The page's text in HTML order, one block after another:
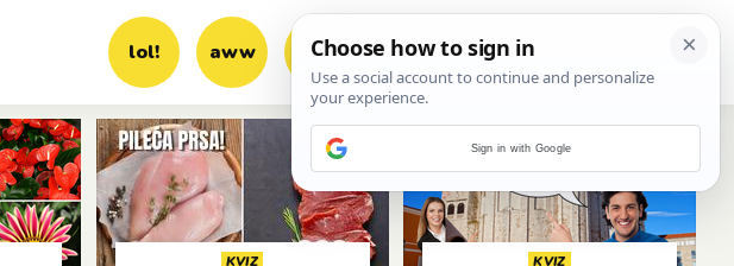
lol! aww vrh! woot?!
KVIZ KVIZ
Sign in with Google